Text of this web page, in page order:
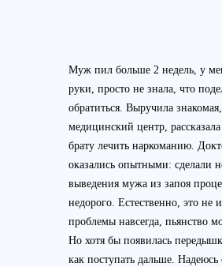
Муж пил больше 2 недель, у
руки, просто не знала, что
обратиться. Выручила
медицинский центр,
брату лечить наркоманию.
оказались опытными: сделали
выведения мужа из запоя
недорого. Естественно, это не
проблемы навсегда, пьянство
Но хотя бы появилась
как поступать дальше. Надеюсь